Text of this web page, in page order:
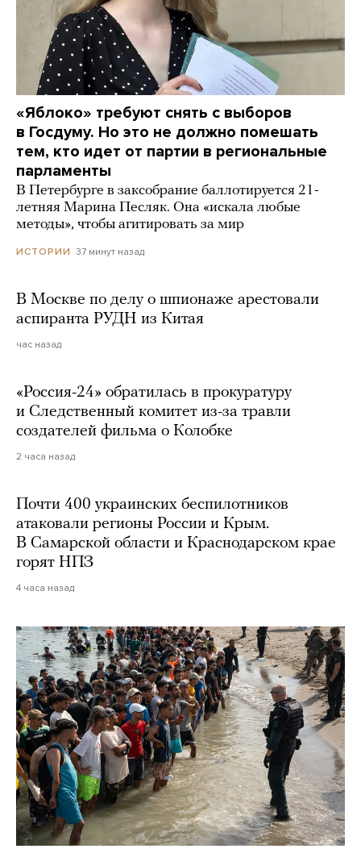
«Яблоко» требуют снять с выборов
в Госдуму. Но это не должно помешать
тем, кто идет от партии в региональные
парламенты
В Петербурге в заксобрание баллотируется 21-
летняя Марина Песляк. Она «искала любые
методы», чтобы агитировать за мир
ИСТОРИИ 37 минут назад
В Москве по делу о шпионаже арестовали
аспиранта РУДН из Китая
час назад
«Россия-24» обратилась в прокуратуру
и Следственный комитет из-за травли
создателей фильма о Колобке
2 часа назад
Почти 400 украинских беспилотников
атаковали регионы России и Крым.
В Самарской области и Краснодарском крае
горят НПЗ
4 часа назад